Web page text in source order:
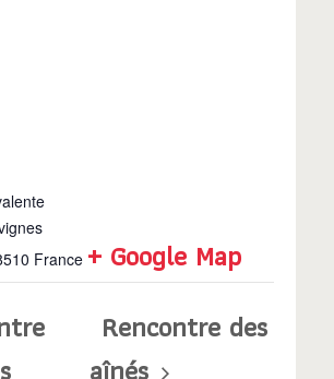
France + Google Map
Rencontre des